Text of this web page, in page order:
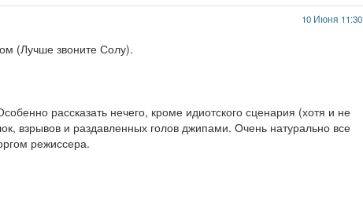
10 Июня 11:30
(Лучше звоните Солу).
рассказать нечего, кроме идиотского сценария (хотя и не
взрывов и раздавленных голов джипами. Очень натурально все
режиссера.